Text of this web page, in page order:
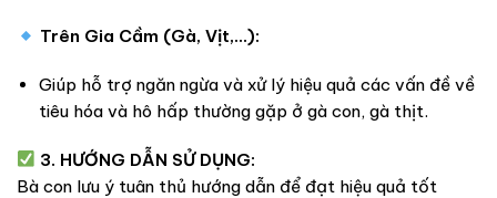
Trên Gia Cầm (Gà, Vịt,…):
Giúp hỗ trợ ngăn ngừa và xử lý hiệu quả các vấn đề về
tiêu hóa và hô hấp thường gặp ở gà con, gà thịt.
3. HƯỚNG DẪN SỬ DỤNG:
Bà con lưu ý tuân thủ hướng dẫn để đạt hiệu quả tốt